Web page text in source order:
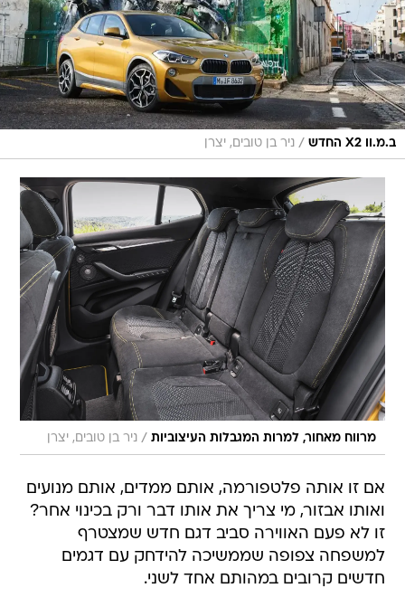
ב.מ.וו X2 החדש / ניר בן טובים, יצרן
מרווח מאחור, למרות המגבלות העיצוביות / ניר בן טובים, יצרן
אם זו אותה פלטפורמה, אותם ממדים, אותם מנועים
ואותו אבזור, מי צריך את אותו דבר ורק בכינוי אחר?
זו לא פעם האווירה סביב דגם חדש שמצטרף
למשפחה צפופה שממשיכה להידחק עם דגמים
חדשים קרובים במהותם אחד לשני.